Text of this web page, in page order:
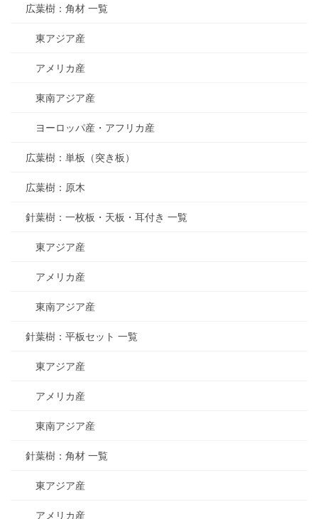
広葉樹：角材 一覧
東アジア産
アメリカ産
東南アジア産
ヨーロッパ産・アフリカ産
広葉樹：単板（突き板）
広葉樹：原木
針葉樹：一枚板・天板・耳付き 一覧
東アジア産
アメリカ産
東南アジア産
針葉樹：平板セット 一覧
東アジア産
アメリカ産
東南アジア産
針葉樹：角材 一覧
東アジア産
アメリカ産